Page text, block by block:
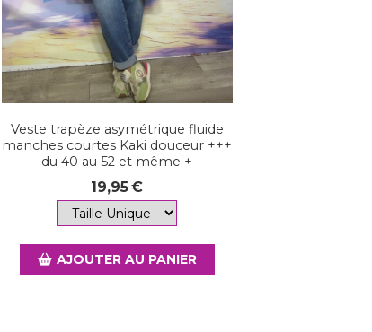
Veste trapèze asymétrique fluide
manches courtes Kaki douceur +++
du 40 au 52 et même +
19,95€
AJOUTER AU PANIER